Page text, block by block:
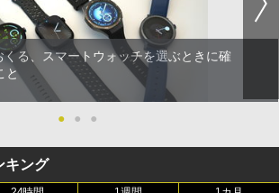
くる、スマートウォッチを選ぶときに確
と
● ● ●
キング